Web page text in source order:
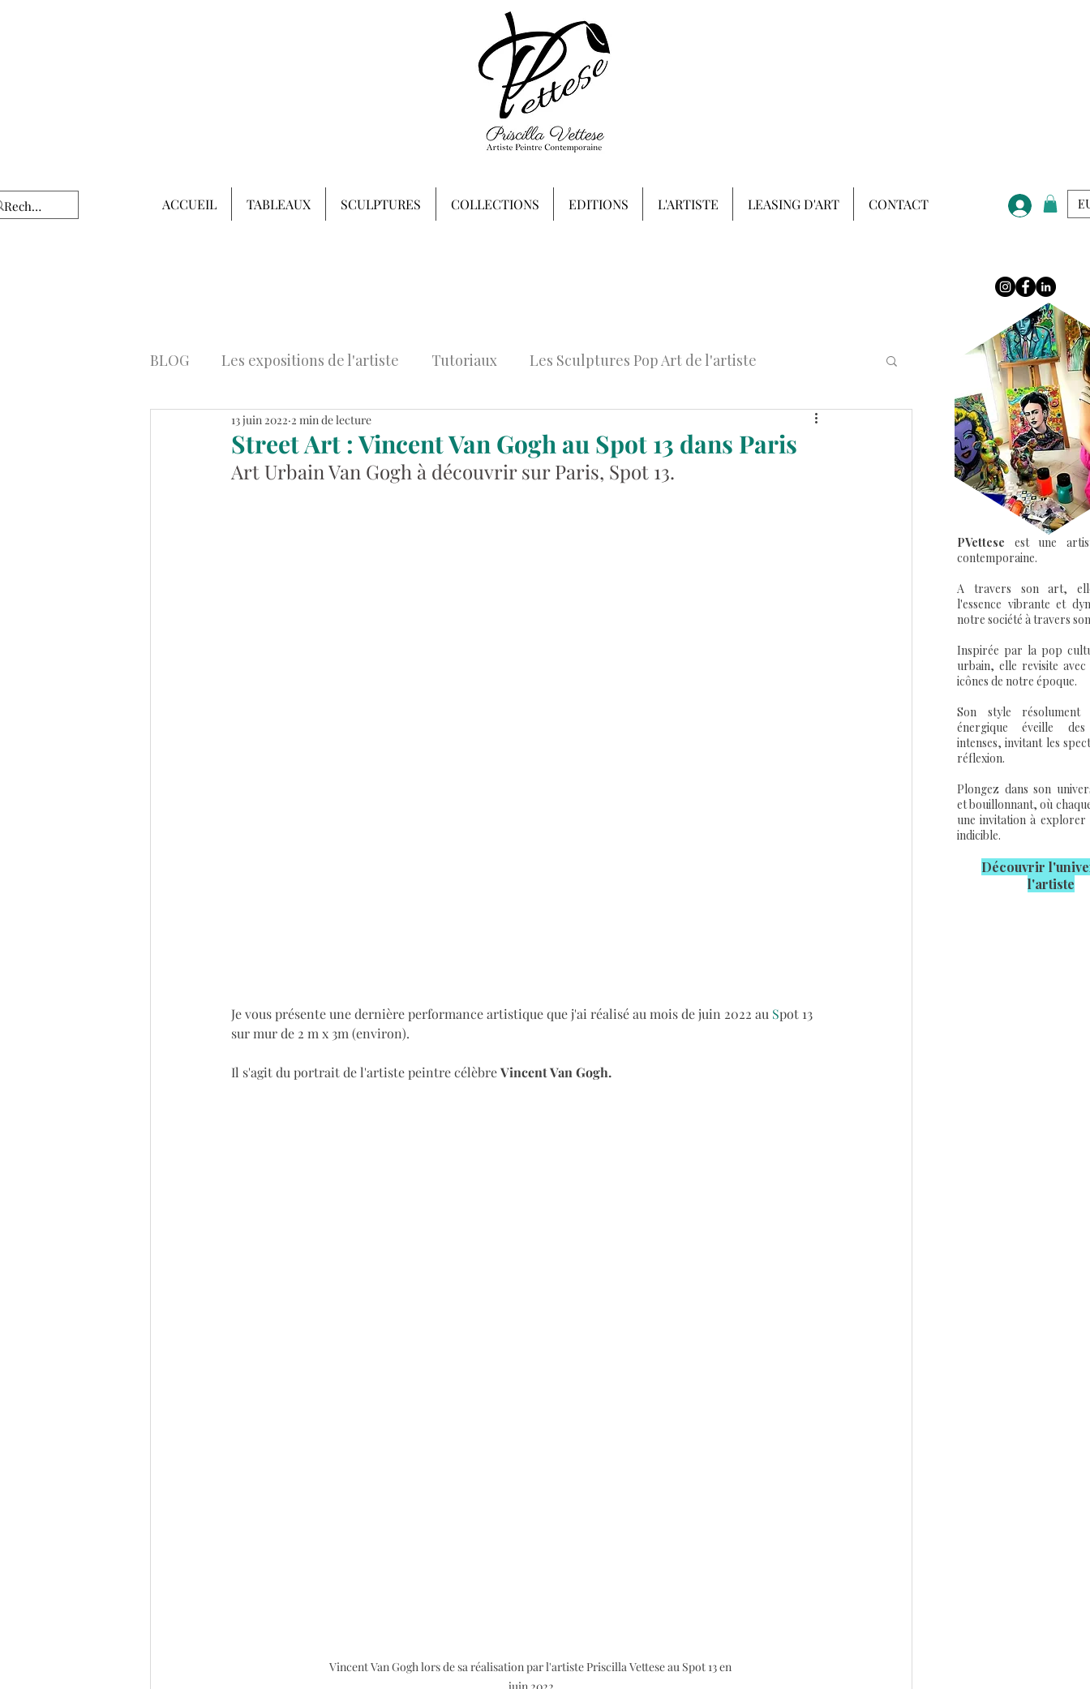
BLOG Les expositions de l'artiste Tutoriaux Les Sculptures Pop Art de l'artiste
Art contemporain Street Art Tableaux Street Art Graffiti
Art & Entreprise
Street Art : Vincent Van Gogh au Spot 13 dans Paris
13 juin 2022 2 min de lecture
Art Urbain Van Gogh à découvrir sur Paris, Spot 13.
Je vous présente une dernière performance artistique que j'ai réalisé au mois de juin 2022 au Spot 13
sur mur de 2 m x 3m (environ).
Il s'agit du portrait de l'artiste peintre célèbre Vincent Van Gogh.
Vincent Van Gogh lors de sa réalisation par l'artiste Priscilla Vettese au Spot 13 en
juin 2022
PVettese est une
contemporaine.
A travers son art,
l'essence vibrante et
notre société à travers
Inspirée par la pop
urbain, elle revisite avec
icônes de notre époque.
Son style
énergique éveille des
intenses, invitant les
réflexion.
Plongez dans son
et bouillonnant, où
une invitation à explorer
indicible.
Découvrir l'u
l'artiste
ACCUEIL TABLEAUX SCULPTURES COLLECTIONS EDITIONS L'ARTISTE LEASING D'ART CONTACT